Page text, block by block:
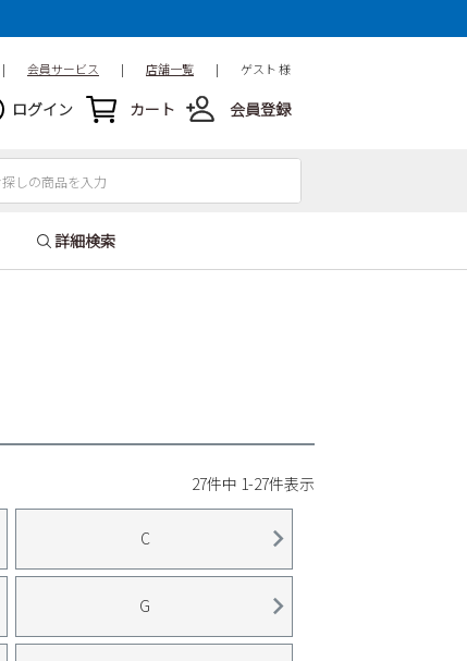
| 会員サービス | 店舗一覧 | ゲスト 様
ログイン カート 会員登録
詳細検索
27件中 1-27件表示
C
G